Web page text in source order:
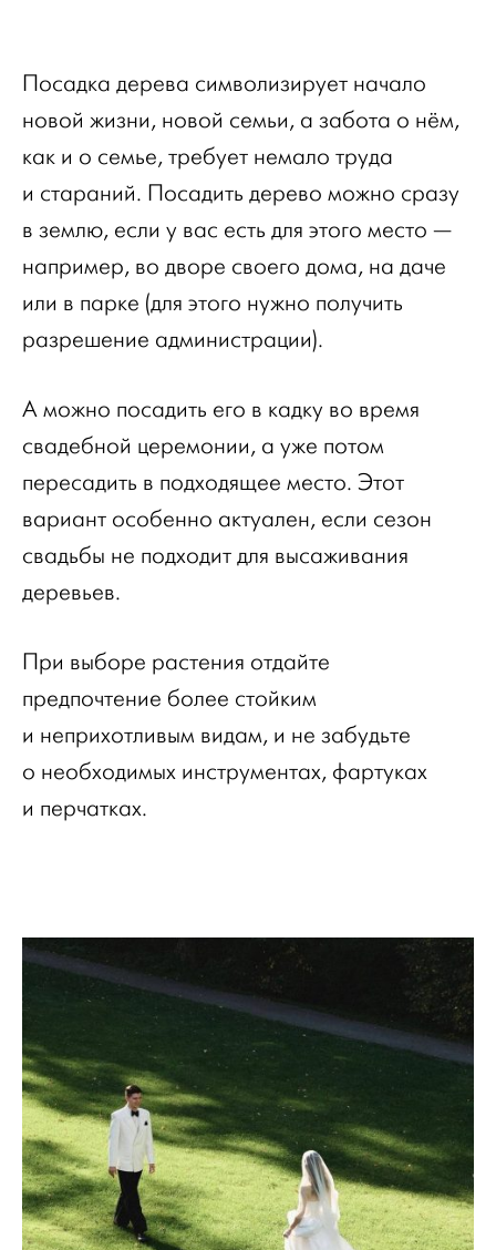
Посадка дерева символизирует начало
новой жизни, новой семьи, а забота о нём,
как и о семье, требует немало труда
и стараний. Посадить дерево можно сразу
в землю, если у вас есть для этого место —
например, во дворе своего дома, на даче
или в парке (для этого нужно получить
разрешение администрации).
А можно посадить его в кадку во время
свадебной церемонии, а уже потом
пересадить в подходящее место. Этот
вариант особенно актуален, если сезон
свадьбы не подходит для высаживания
деревьев.
При выборе растения отдайте
предпочтение более стойким
и неприхотливым видам, и не забудьте
о необходимых инструментах, фартуках
и перчатках.